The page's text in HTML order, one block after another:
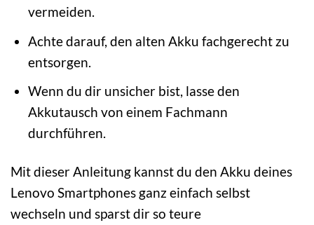
vermeiden.
Achte darauf, den alten Akku fachgerecht zu
entsorgen.
Wenn du dir unsicher bist, lasse den
Akkutausch von einem Fachmann
durchführen.
Mit dieser Anleitung kannst du den Akku deines
Lenovo Smartphones ganz einfach selbst
wechseln und sparst dir so teure